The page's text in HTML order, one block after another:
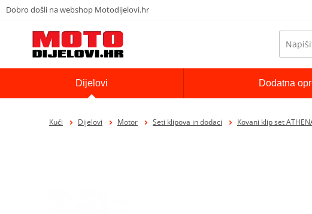
Dobro došli na webshop Motodijelovi.hr
Dijelovi Dodatna
Kući Dijelovi Motor Seti klipova in dodaci Kovani klip set